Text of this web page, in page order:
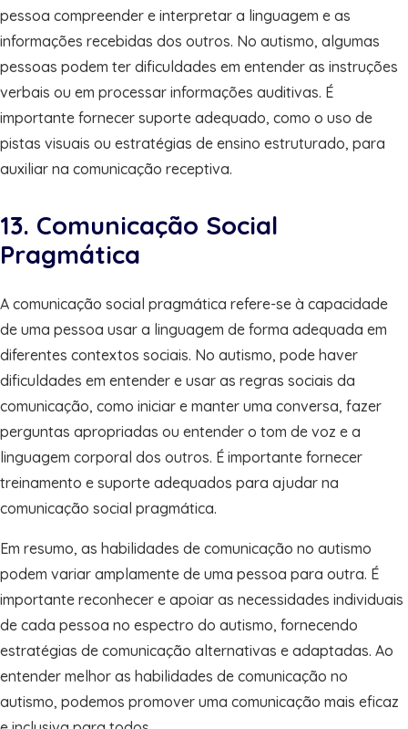
pessoa compreender e interpretar a linguagem e as
informações recebidas dos outros. No autismo, algumas
pessoas podem ter dificuldades em entender as instruções
verbais ou em processar informações auditivas. É
importante fornecer suporte adequado, como o uso de
pistas visuais ou estratégias de ensino estruturado, para
auxiliar na comunicação receptiva.
13. Comunicação Social
Pragmática
A comunicação social pragmática refere-se à capacidade
de uma pessoa usar a linguagem de forma adequada em
diferentes contextos sociais. No autismo, pode haver
dificuldades em entender e usar as regras sociais da
comunicação, como iniciar e manter uma conversa, fazer
perguntas apropriadas ou entender o tom de voz e a
linguagem corporal dos outros. É importante fornecer
treinamento e suporte adequados para ajudar na
comunicação social pragmática.
Em resumo, as habilidades de comunicação no autismo
podem variar amplamente de uma pessoa para outra. É
importante reconhecer e apoiar as necessidades individuais
de cada pessoa no espectro do autismo, fornecendo
estratégias de comunicação alternativas e adaptadas. Ao
entender melhor as habilidades de comunicação no
autismo, podemos promover uma comunicação mais eficaz